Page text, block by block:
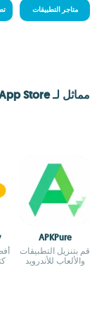
متاجر التطبيقات
مماثل لـ Uptodown App Store
APKPure
قم بتنزيل التطبيقات
والألعاب للأندرويد